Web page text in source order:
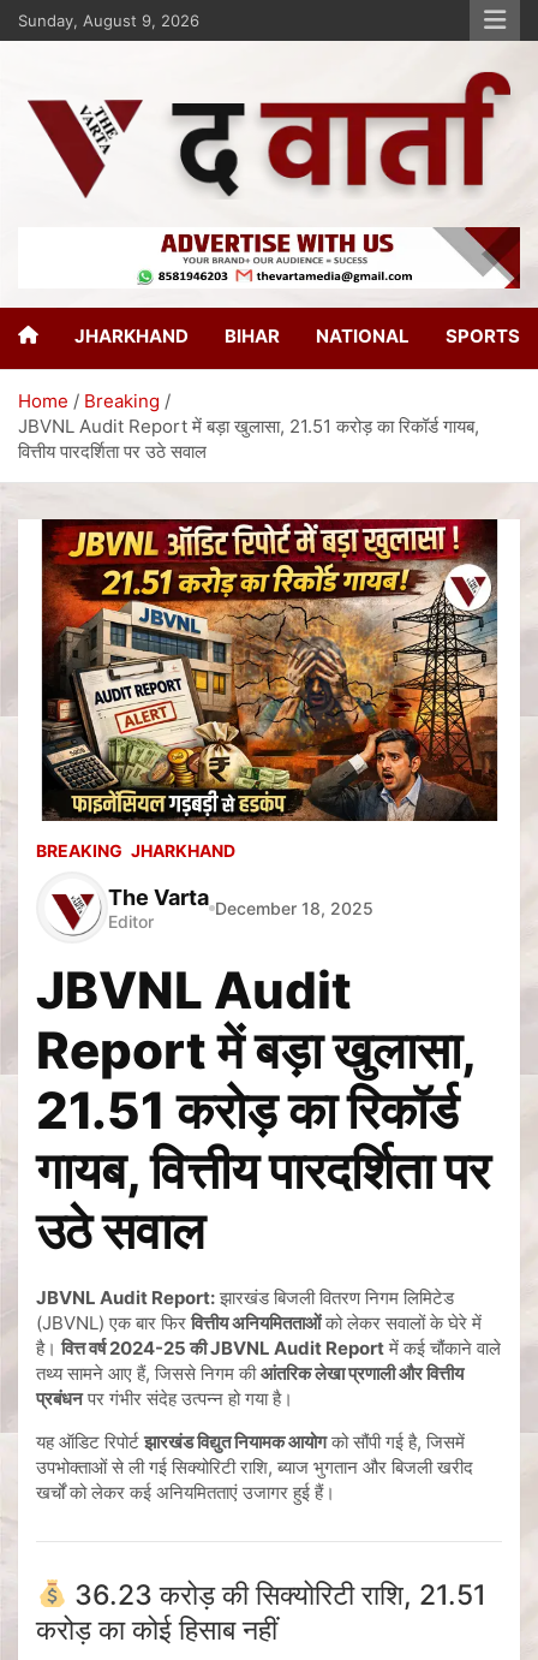
Sunday, August 9, 2026
The Varta
JHARKHAND BIHAR NATIONAL SPORTS
Home
Breaking
JBVNL Audit Report में बड़ा खुलासा, 21.51 करोड़ का रिकॉर्ड गायब,
वित्तीय पारदर्शिता पर उठे सवाल
BREAKING JHARKHAND
The Varta
Editor
December 18, 2025
JBVNL Audit
Report में बड़ा खुलासा,
21.51 करोड़ का रिकॉर्ड
गायब, वित्तीय पारदर्शिता पर
उठे सवाल
JBVNL Audit Report:झारखंड बिजली वितरण निगम लिमिटेड
(JBVNL) एक बार फिरवित्तीय अनियमितताओंको लेकर सवालों के घेरे में
है।वित्त वर्ष 2024-25 की JBVNL Audit Reportमें कई चौंकाने वाले
तथ्य सामने आए हैं, जिससे निगम कीआंतरिक लेखा प्रणाली और वित्तीय
प्रबंधनपर गंभीर संदेह उत्पन्न हो गया है।
यह ऑडिट रिपोर्टझारखंड विद्युत नियामक आयोगको सौंपी गई है, जिसमें
उपभोक्ताओं से ली गई सिक्योरिटी राशि, ब्याज भुगतान और बिजली खरीद
खर्चों को लेकर कई अनियमितताएं उजागर हुई हैं।
36.23 करोड़ की सिक्योरिटी राशि, 21.51
करोड़ का कोई हिसाब नहीं